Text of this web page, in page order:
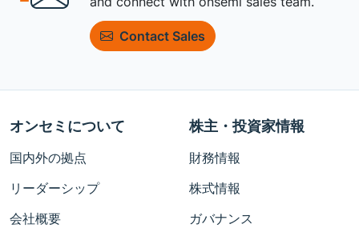
Contact Sales
オンセミについて
国内外の拠点
リーダーシップ
会社概要
株主・投資家情報
財務情報
株式情報
ガバナンス